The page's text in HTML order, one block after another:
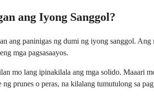
ang Iyong Sanggol?
ang paninigas ng dumi ng iyong sanggol.
mga pagsasaayos.
mo lang ipinakilala ang mga solido. Maaari
prunes o peras, na kilalang tumutulong sa